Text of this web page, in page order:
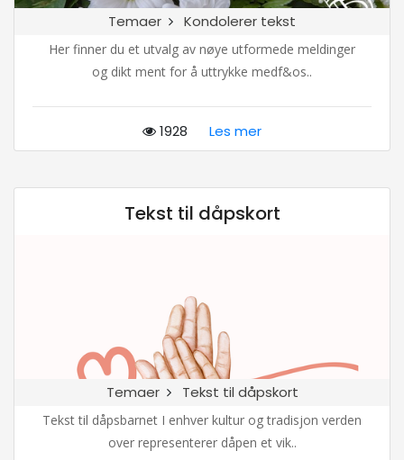
Temaer Kondolerer tekst
Her finner du et utvalg av nøye utformede meldinger
og dikt ment for å uttrykke medf&os..
1928 Les mer
Tekst til dåpskort
Temaer Tekst til dåpskort
Tekst til dåpsbarnet I enhver kultur og tradisjon verden
over representerer dåpen et vik..